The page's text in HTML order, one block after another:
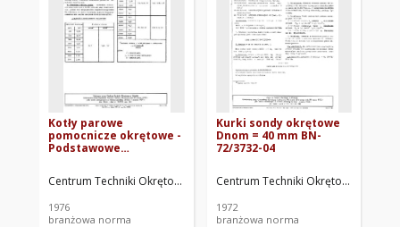
Kotły parowe
pomocnicze okrętowe -
Podstawowe
Centrum Techniki Okrętowej w Gdańsku. Oprac.
1976
branżowa norma
Kurki sondy okrętowe
Dnom = 40 mm BN-
72/3732-04
Centrum Techniki Okrętowej w
1972
branżowa norma